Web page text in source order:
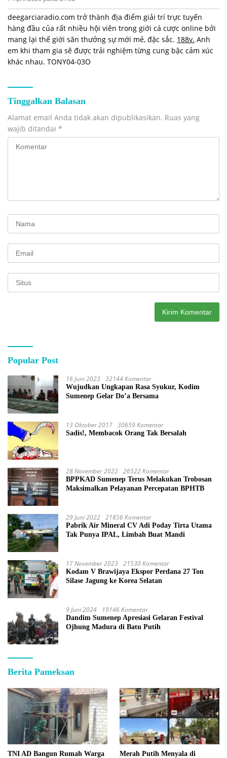
deegarciaradio.com trở thành địa điểm giải trí trực tuyến
hàng đầu của rất nhiều hội viên trong giới cá cược online bởi
mang lại thế giới săn thưởng sự mới mẻ, đặc sắc. 188v. Anh
em khi tham gia sẽ được trải nghiệm từng cung bậc cảm xúc
khác nhau. TONY04-03O
Tinggalkan Balasan
Alamat email Anda tidak akan dipublikasikan. Ruas yang
wajib ditandai *
Popular Post
16 Juni 2023 32144 Komentar
Wujudkan Ungkapan Rasa Syukur, Kodim
Sumenep Gelar Do’a Bersama
13 Oktober 2017 30659 Komentar
Sadis!, Membacok Orang Tak Bersalah
28 November 2022 26522 Komentar
BPPKAD Sumenep Terus Melakukan Trobosan
Maksimalkan Pelayanan Percepatan BPHTB
29 Juni 2022 21856 Komentar
Pabrik Air Mineral CV Adi Poday Tirta Utama
Tak Punya IPAL, Limbah Buat Mandi
17 November 2023 21530 Komentar
Kodam V Brawijaya Ekspor Perdana 27 Ton
Silase Jagung ke Korea Selatan
9 Juni 2024 19146 Komentar
Dandim Sumenep Apresiasi Gelaran Festival
Ojhung Madura di Batu Putih
Berita Pameksan
TNI AD Bangun Rumah Warga
Merah Putih Menyala di